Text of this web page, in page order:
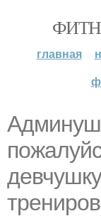
главная